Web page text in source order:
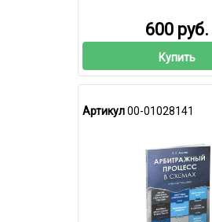
600 руб.
Купить
Артикул00-01028141